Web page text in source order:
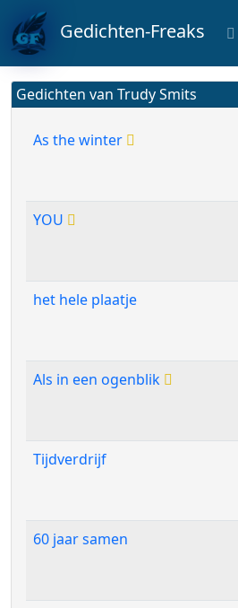
Gedichten-Freaks
Gedichten van Trudy Smits
As the winter
YOU
het hele plaatje
Als in een ogenblik
Tijdverdrijf
60 jaar samen